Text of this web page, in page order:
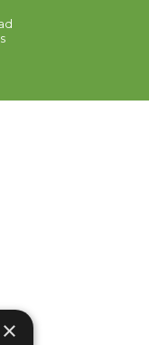
×